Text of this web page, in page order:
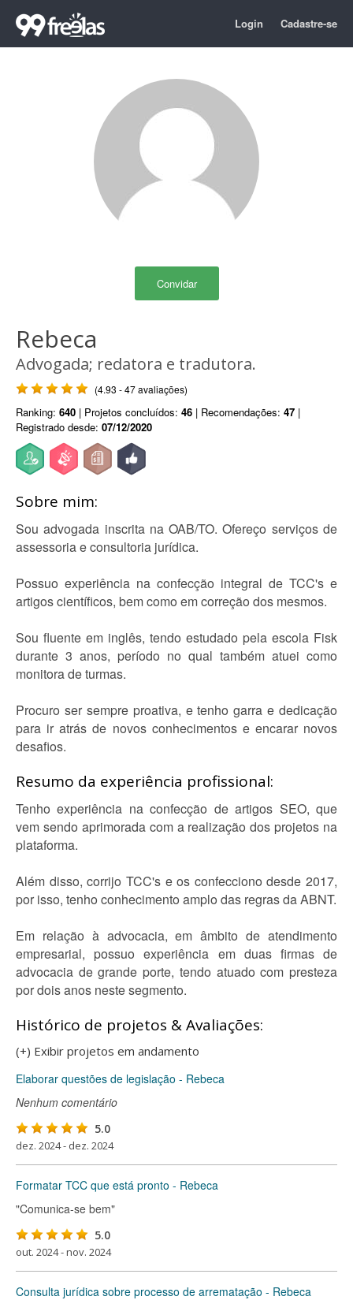
Login Cadastre-se
Convidar
Rebeca
Advogada; redatora e tradutora.
(4.93 - 47 avaliações)
Ranking: 640 | Projetos concluídos: 46 | Recomendações: 47 |
Registrado desde: 07/12/2020
Sobre mim:
Sou advogada inscrita na OAB/TO. Ofereço serviços de
assessoria e consultoria jurídica.
Possuo experiência na confecção integral de TCC's e
artigos científicos, bem como em correção dos mesmos.
Sou fluente em inglês, tendo estudado pela escola Fisk
durante 3 anos, período no qual também atuei como
monitora de turmas.
Procuro ser sempre proativa, e tenho garra e dedicação
para ir atrás de novos conhecimentos e encarar novos
desafios.
Resumo da experiência profissional:
Tenho experiência na confecção de artigos SEO, que
vem sendo aprimorada com a realização dos projetos na
plataforma.
Além disso, corrijo TCC's e os confecciono desde 2017,
por isso, tenho conhecimento amplo das regras da ABNT.
Em relação à advocacia, em âmbito de atendimento
empresarial, possuo experiência em duas firmas de
advocacia de grande porte, tendo atuado com presteza
por dois anos neste segmento.
Histórico de projetos & Avaliações:
(+) Exibir projetos em andamento
Elaborar questões de legislação - Rebeca
Nenhum comentário
5.0
dez. 2024 - dez. 2024
Formatar TCC que está pronto - Rebeca
"Comunica-se bem"
5.0
out. 2024 - nov. 2024
Consulta jurídica sobre processo de arrematação - Rebeca